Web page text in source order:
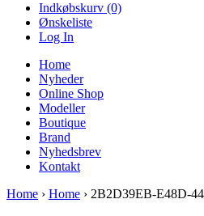
Indkøbskurv (0)
Ønskeliste
Log In
Home
Nyheder
Online Shop
Modeller
Boutique
Brand
Nyhedsbrev
Kontakt
Home › Home › 2B2D39EB-E48D-